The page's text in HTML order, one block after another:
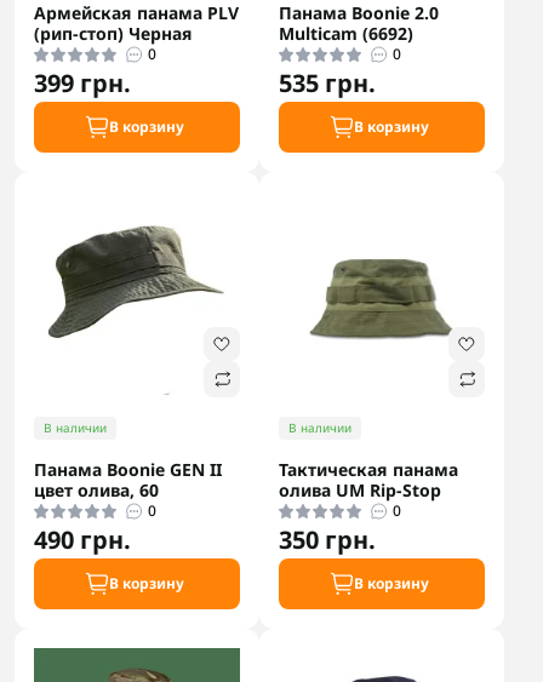
Армейская панама PLV
(рип-стоп) Черная
0
399 грн.
В корзину
Панама Boonie 2.0
Multicam (6692)
0
535 грн.
В корзину
В наличии
Панама Boonie GEN II
цвет олива, 60
0
490 грн.
В корзину
В наличии
Тактическая панама
олива UM Rip-Stop
0
350 грн.
В корзину